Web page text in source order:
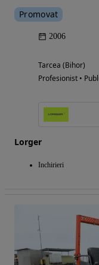
Promovat
2006
Tarcea (Bihor)
Profesionist •
Lorger
Inchirieri